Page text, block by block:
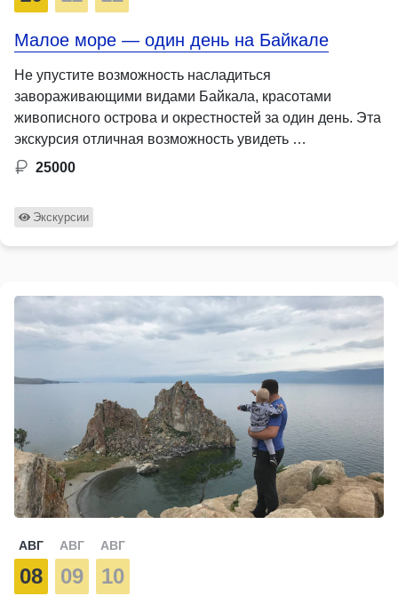
Малое море — один день на Байкале
Не упустите возможность насладиться
завораживающими видами Байкала, красотами
живописного острова и окрестностей за один день. Эта
экскурсия отличная возможность увидеть …
25000
Экскурсии
АВГ
08
АВГ
09
АВГ
10